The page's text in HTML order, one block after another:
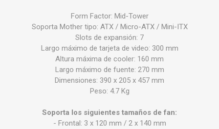
Form Factor: Mid-Tower
Soporta Mother tipo: ATX / Micro-ATX / Mini-ITX
Slots de expansión: 7
Largo máximo de tarjeta de video: 300 mm
Altura máxima de cooler: 160 mm
Largo máximo de fuente: 270 mm
Dimensiones: 390 x 205 x 457 mm
Peso: 4.7 Kg
Soporta los siguientes tamaños de fan:
- Frontal: 3 x 120 mm / 2 x 140 mm